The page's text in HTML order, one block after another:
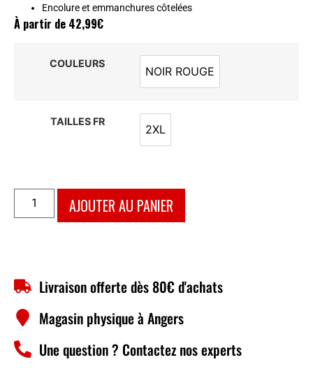
Encolure et emmanchures côtelées
À partir de 42,99€
COULEURS
NOIR ROUGE
NOIR ROUGE
TAILLES FR
2XL
AJOUTER AU PANIER
Livraison offerte dès 80€ d'achats
Magasin physique à Angers
Une question ? Contactez nos experts